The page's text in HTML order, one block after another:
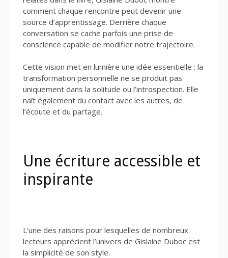
comment chaque rencontre peut devenir une
source d’apprentissage. Derrière chaque
conversation se cache parfois une prise de
conscience capable de modifier notre trajectoire.
Cette vision met en lumière une idée essentielle : la
transformation personnelle ne se produit pas
uniquement dans la solitude ou l’introspection. Elle
naît également du contact avec les autres, de
l’écoute et du partage.
Une écriture accessible et
inspirante
L’une des raisons pour lesquelles de nombreux
lecteurs apprécient l’univers de Gislaine Duboc est
la simplicité de son style.